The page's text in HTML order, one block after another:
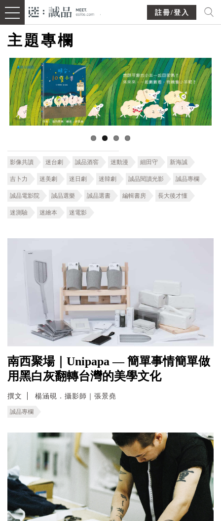
註冊/登入
主題專欄
影像共讀 迷台劇 誠品酒窖 迷動漫 細田守 新海誠
吉卜力 迷美劇 迷日劇 迷韓劇 誠品閱讀光影 誠品專欄
誠品電影院 誠品選樂 誠品選書 編輯書房 長大後才懂
迷測驗 迷繪本 迷電影
南西聚場｜Unipapa — 簡單事情簡單做
用黑白灰翻轉台灣的美學文化
撰文 楊涵硯．攝影師｜張景堯
誠品專欄